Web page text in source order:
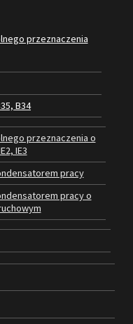
przeznaczenia
B34
przeznaczenia o
IE3
pracy
pracy o